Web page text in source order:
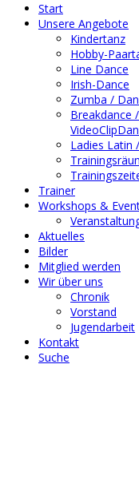
Start
Unsere Angebote
Kindertanz
Hobby-
Line Dance
Irish-Dance
Zumba /
Breakdance
Ladies Latin
Trainer
Workshops &
Aktuelles
Bilder
Mitglied werden
Wir über uns
Chronik
Vorstand
Jugendarbeit
Kontakt
Suche